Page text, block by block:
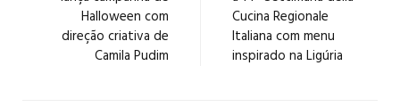
Halloween com
direção criativa de
Camila Pudim
Cucina Regionale
Italiana com menu
inspirado na Ligúria